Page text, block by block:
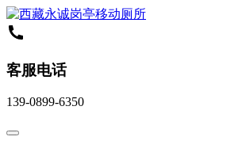
客服电话
139-0899-6350